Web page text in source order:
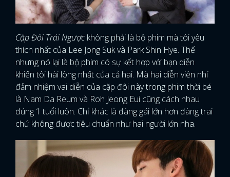
Cặp Đôi Trái Ngượckhông phải là bộ phim mà tôi yêu
thích nhất của Lee Jong Suk và Park Shin Hye. Thế
nhưng nó lại là bộ phim có sự kết hợp với bạn diễn
khiến tôi hài lòng nhất của cả hai. Mà hai diễn viên nhí
đảm nhiệm vai diễn của cặp đôi này trong phim thời bé
là Nam Da Reum và Roh Jeong Eui cũng cách nhau
đúng 1 tuổi luôn. Chỉ khác là đàng gái lớn hơn đàng trai
chứ không được tiêu chuẩn như hai người lớn nha.